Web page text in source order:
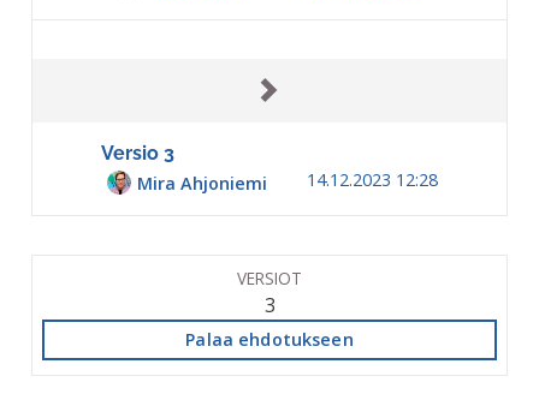
Versio 3
Mira Ahjoniemi
14.12.2023 12:28
VERSIOT
3
Palaa ehdotukseen